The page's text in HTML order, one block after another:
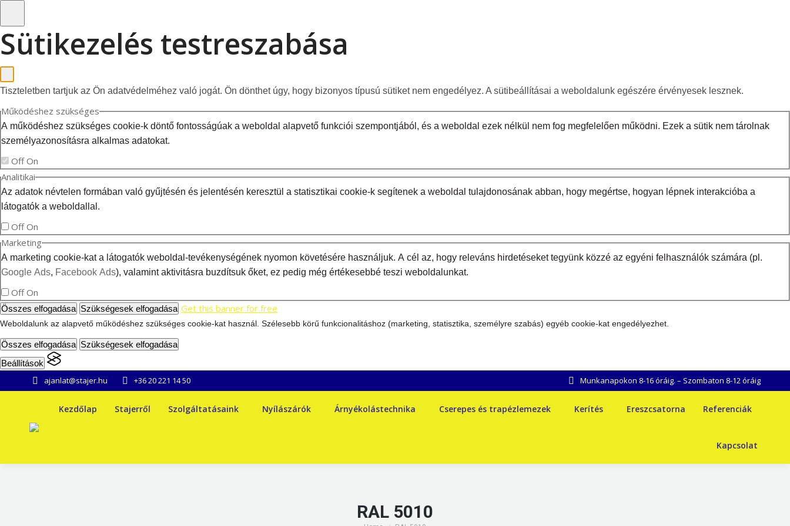
Sütikezelés testreszabása
Tiszteletben tartjuk az Ön adatvédelméhez való jogát. Ön dönthet úgy, hogy bizonyos típusú sütiket nem engedélyez. A sütibeállításai a weboldalunk egészére érvényesek lesznek.
Működéshez szükséges
A működéshez szükséges cookie-k döntő fontosságúak a weboldal alapvető funkciói szempontjából, és a weboldal ezek nélkül nem fog megfelelően működni. Ezek a sütik nem tárolnak
személyazonosításra alkalmas adatokat.
Off On
Analitikai
Az adatok névtelen formában való gyűjtésén és jelentésén keresztül a statisztikai cookie-k segítenek a weboldal tulajdonosának abban, hogy megértse, hogyan lépnek interakcióba a
látogatók a weboldallal.
Off On
Marketing
A marketing cookie-kat a látogatók weboldal-tevékenységének nyomon követésére használjuk. A cél az, hogy releváns hirdetéseket tegyünk közzé az egyéni felhasználók számára (pl.
Google Ads, Facebook Ads), valamint aktivitásra buzdítsuk őket, ez pedig még értékesebbé teszi weboldalunkat.
Off On
Összes elfogadása Szükségesek elfogadása Get this banner for free
Weboldalunk az alapvető működéshez szükséges cookie-kat használ. Szélesebb körű funkcionalitáshoz (marketing, statisztika, személyre szabás) egyéb cookie-kat engedélyezhet.
Összes elfogadása Szükségesek elfogadása
Beállítások
ajanlat@stajer.hu +36 20 221 14 50 Munkanapokon 8-16 óráig. – Szombaton 8-12 óráig
Kezdőlap Stajerről Szolgáltatásaink Nyílászárók Árnyékolástechnika Cserepes és trapézlemezek Kerítés Ereszcsatorna Referenciák
Kapcsolat
RAL 5010